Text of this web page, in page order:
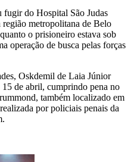
fugir do Hospital São Judas
metropolitana de Belo
o prisioneiro estava sob
operação de busca pelas forças
Oskdemil de Laia Júnior
de abril, cumprindo pena no
também localizado em
por policiais penais da